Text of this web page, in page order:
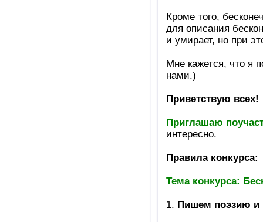
Кроме того,
для описания
и умирает, но при
Мне кажется, что я
нами.)
Приветствую всех!
Приглашаю
интересно.
Правила конкурса:
Тема конкурса:
1. Пишем поэзию и